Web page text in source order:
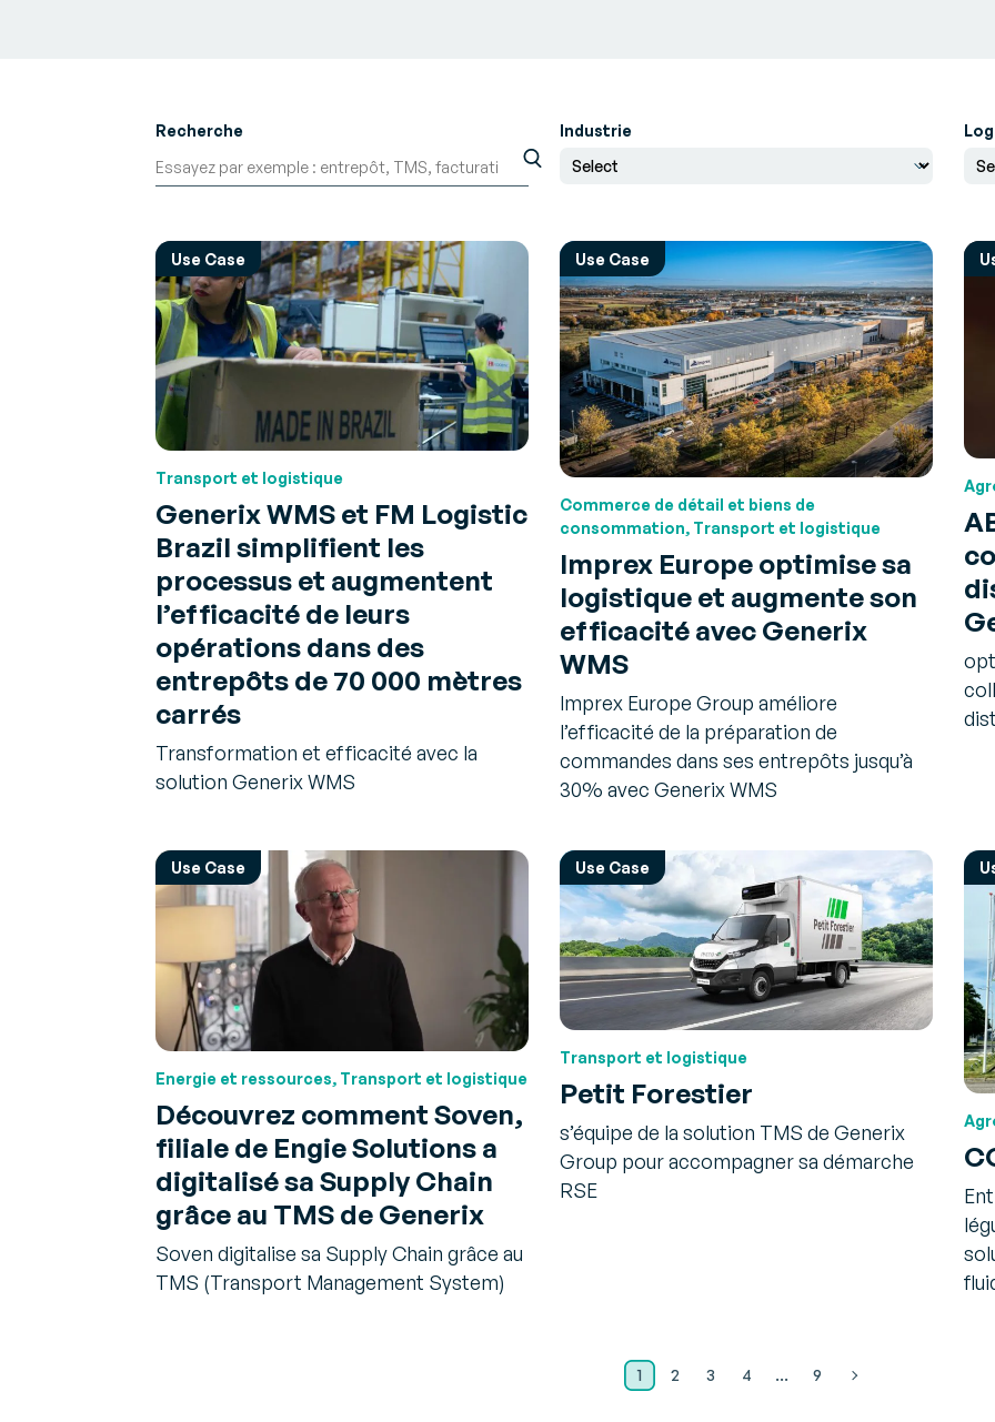
Recherche Industrie
Use Case
Transport et logistique
Generix WMS et FM Logistic
Brazil simplifient les
processus et augmentent
l’efficacité de leurs
opérations dans des
entrepôts de 70 000 mètres
carrés
Transformation et efficacité avec la
solution Generix WMS
Use Case
Commerce de détail et biens de
consommation, Transport et logistique
Imprex Europe optimise sa
logistique et augmente son
efficacité avec Generix
WMS
Imprex Europe Group améliore
l’efficacité de la préparation de
commandes dans ses entrepôts jusqu’à
30% avec Generix WMS
Use Case
Energie et ressources, Transport et logistique
Découvrez comment Soven,
filiale de Engie Solutions a
digitalisé sa Supply Chain
grâce au TMS de Generix
Soven digitalise sa Supply Chain grâce au
TMS (Transport Management System)
Use Case
Transport et logistique
Petit Forestier
s’équipe de la solution TMS de Generix
Group pour accompagner sa démarche
RSE
1 2 3 4 … 9